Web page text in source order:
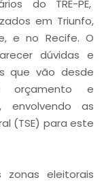
do TRE-PE,
em Triunfo,
e no Recife. O
dúvidas e
que vão desde
orçamento e
envolvendo as
(TSE) para este
zonas eleitorais